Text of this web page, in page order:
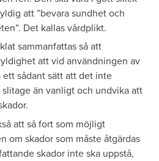
att ”bevara sundhet och
Det kallas vårdplikt.
sammanfattas så att
att vid användningen av
sådant sätt att det inte
än vanligt och undvika att
att så fort som möjligt
om skador som måste åtgärdas
skador inte ska uppstå,